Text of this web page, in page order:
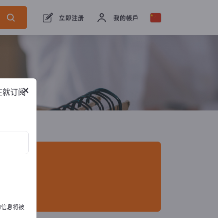
立即注册 我的帳戶
出口商 经销商2 制造商
×
就订阅
息将被